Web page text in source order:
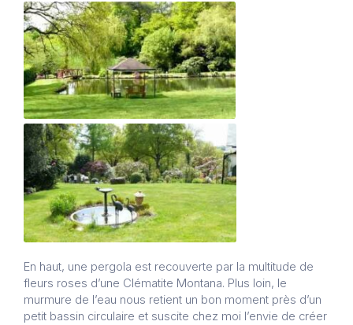
En haut, une pergola est recouverte par la multitude de
fleurs roses d’une Clématite Montana. Plus loin, le
murmure de l’eau nous retient un bon moment près d’un
petit bassin circulaire et suscite chez moi l’envie de créer